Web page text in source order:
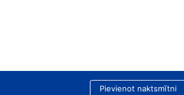
Pievienot naktsmītni